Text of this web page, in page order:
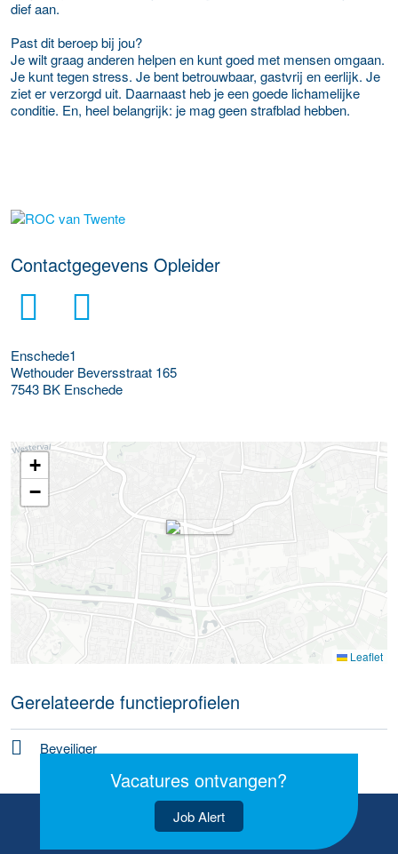
dief aan.
Past dit beroep bij jou?
Je wilt graag anderen helpen en kunt goed met mensen omgaan.
Je kunt tegen stress. Je bent betrouwbaar, gastvrij en eerlijk. Je
ziet er verzorgd uit. Daarnaast heb je een goede lichamelijke
conditie. En, heel belangrijk: je mag geen strafblad hebben.
over deze opleider
Contactgegevens Opleider
Enschede1
Wethouder Beversstraat 165
7543 BK Enschede
+
−
Leaflet
Gerelateerde functieprofielen
Beveiliger
Vacatures ontvangen?
Job Alert